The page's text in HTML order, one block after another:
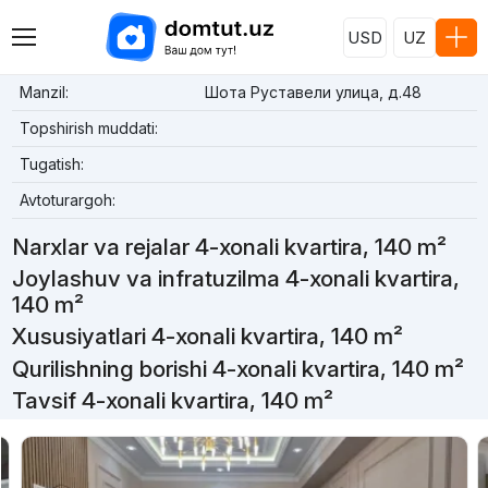
USD UZ
Manzil:
Шота Руставели улица, д.48
Topshirish muddati:
Tugatish:
Avtoturargoh:
Narxlar va rejalar 4-xonali kvartira, 140 m²
Joylashuv va infratuzilma 4-xonali kvartira,
140 m²
Xususiyatlari 4-xonali kvartira, 140 m²
Qurilishning borishi 4-xonali kvartira, 140 m²
Tavsif 4-xonali kvartira, 140 m²